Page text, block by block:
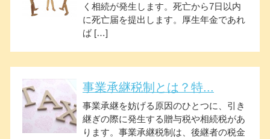
く相続が発生します。死亡から7日以内
に死亡届を提出します。厚生年金であれ
ば […]
事業承継税制とは？特...
事業承継を妨げる原因のひとつに、引き
継ぎの際に発生する贈与税や相続税があ
ります。事業承継税制は、後継者の税金